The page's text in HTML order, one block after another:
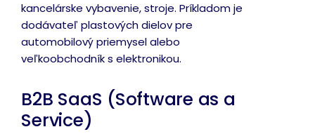
kancelárske vybavenie, stroje. Príkladom je
dodávateľ plastových dielov pre
automobilový priemysel alebo
veľkoobchodník s elektronikou.
B2B SaaS (Software as a
Service)